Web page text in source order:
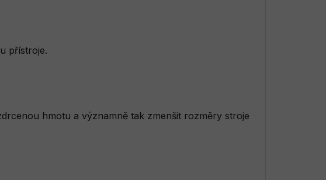
přístroje.
hmotu a významně tak zmenšit rozměry stroje